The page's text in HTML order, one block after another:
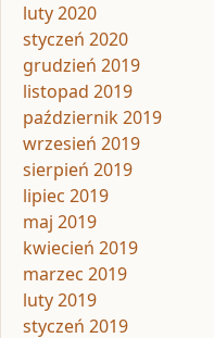
luty 2020
styczeń 2020
grudzień 2019
listopad 2019
październik 2019
wrzesień 2019
sierpień 2019
lipiec 2019
maj 2019
kwiecień 2019
marzec 2019
luty 2019
styczeń 2019